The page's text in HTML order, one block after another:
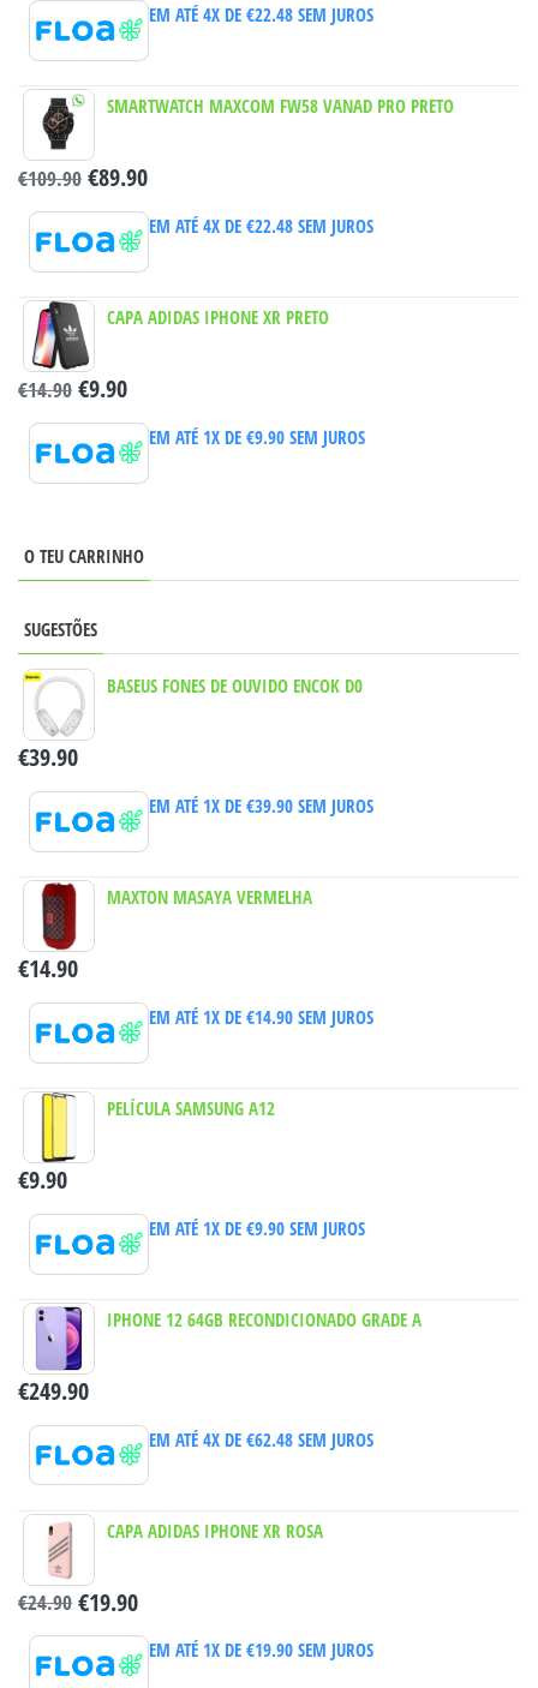
EM ATÉ 4X DE €22.48SEM JUROS
SMARTWATCH MAXCOM FW58 VANAD PRO PRETO
€109.90 €89.90
EM ATÉ 4X DE €22.48SEM JUROS
CAPA ADIDAS IPHONE XR PRETO
€14.90 €9.90
EM ATÉ 1X DE €9.90SEM JUROS
O TEU CARRINHO
SUGESTÕES
BASEUS FONES DE OUVIDO ENCOK D0
€39.90
EM ATÉ 1X DE €39.90SEM JUROS
MAXTON MASAYA VERMELHA
€14.90
EM ATÉ 1X DE €14.90SEM JUROS
PELÍCULA SAMSUNG A12
€9.90
EM ATÉ 1X DE €9.90SEM JUROS
IPHONE 12 64GB RECONDICIONADO GRADE A
€249.90
EM ATÉ 4X DE €62.48SEM JUROS
CAPA ADIDAS IPHONE XR ROSA
€24.90 €19.90
EM ATÉ 1X DE €19.90SEM JUROS